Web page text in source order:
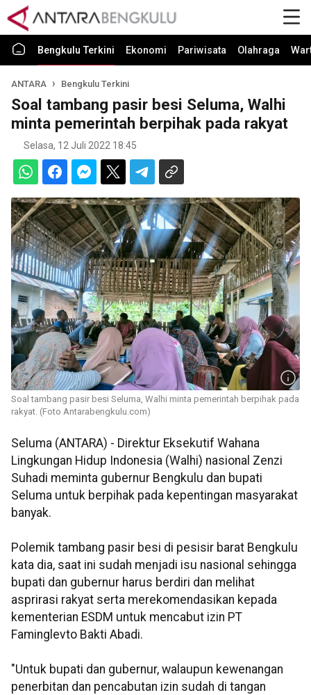
Bengkulu Terkini Ekonomi Pariwisata Olahraga
ANTARA Bengkulu Terkini
Soal tambang pasir besi Seluma, Walhi
minta pemerintah berpihak pada rakyat
Selasa, 12 Juli 2022 18:45
Soal tambang pasir besi Seluma, Walhi minta pemerintah berpihak pada
rakyat. (Foto Antarabengkulu.com)
Seluma (ANTARA) - Direktur Eksekutif Wahana
Lingkungan Hidup Indonesia (Walhi) nasional Zenzi
Suhadi meminta gubernur Bengkulu dan bupati
Seluma untuk berpihak pada kepentingan masyarakat
banyak.
Polemik tambang pasir besi di pesisir barat Bengkulu
kata dia, saat ini sudah menjadi isu nasional sehingga
bupati dan gubernur harus berdiri dan melihat
asprirasi rakyat serta merekomendasikan kepada
kementerian ESDM untuk mencabut izin PT
Faminglevto Bakti Abadi.
"Untuk bupati dan gubernur, walaupun kewenangan
penerbitan dan pencabutan izin sudah di tangan